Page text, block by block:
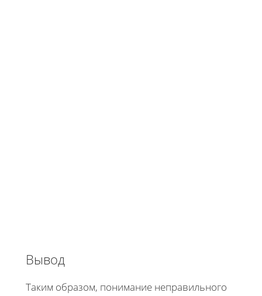
Вывод
Таким образом, понимание неправильного